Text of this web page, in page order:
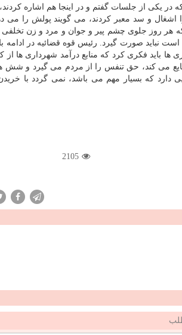
وی در مورد کمیسیون ماده ۱۰۰ شهرداری ها هم بیان نمود: مساله ماده ۱۰۰ که در یکی از جلسات گفتم و در اینجا هم
و سد معبر کردند، می گویند پولش را می
روز جلوی چشم پیر و جوان و مرد و زن تخلفی
صورت گیرد. رئیس قوه قضائیه در ادامه با
ها باید فکری کرد که منابع درآمد شهرداری ها از
می کند، حق تنفس را از مردم می گیرد و شش
دارد که بسیار مهم می باشد، نمی گردد با
2105